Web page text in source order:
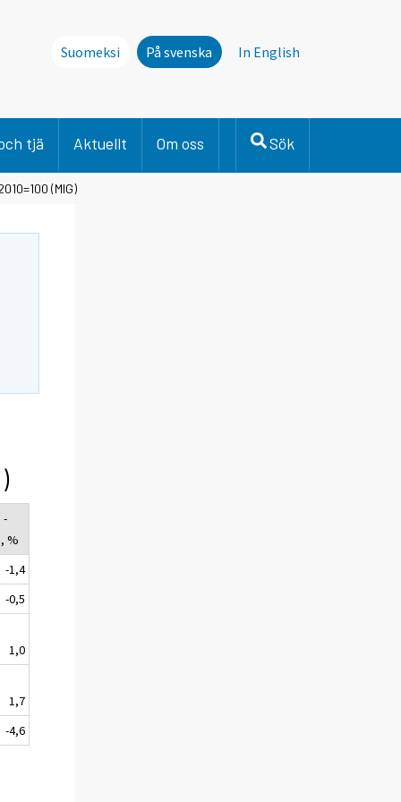
Suomeksi På svenska In English
tjä Aktuellt Om oss Sök
(MIG)
-
%
-1,4
-0,5
1,0
1,7
-4,6